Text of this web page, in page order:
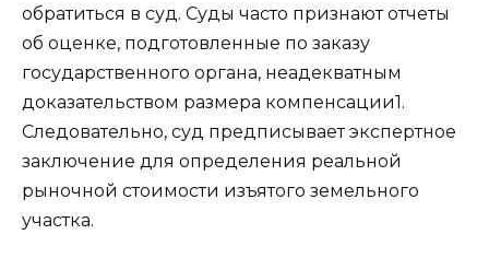
обратиться в суд. Суды часто признают отчеты
об оценке, подготовленные по заказу
государственного органа, неадекватным
доказательством размера компенсации1.
Следовательно, суд предписывает экспертное
заключение для определения реальной
рыночной стоимости изъятого земельного
участка.